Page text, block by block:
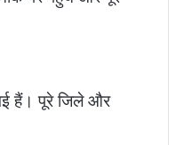
हैं। पूरे जिले और